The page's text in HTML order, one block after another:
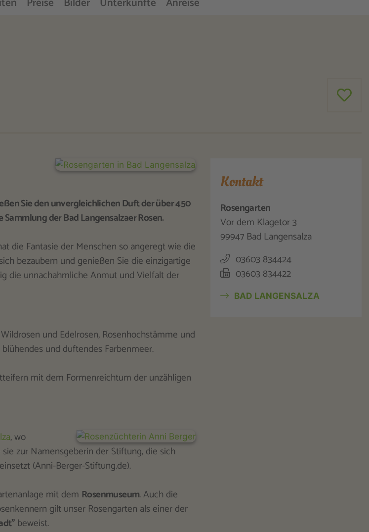
Sie den unvergleichlichen Duft der über 450
der Bad Langensalzaer Rosen.
die Fantasie der Menschen so angeregt wie die
bezaubern und genießen Sie die einzigartige
die unnachahmliche Anmut und Vielfalt der
und Edelrosen, Rosenhochstämme und
und duftendes Farbenmeer.
mit dem Formenreichtum der unzähligen
, wo
zur Namensgeberin der Stiftung, die sich
(Anni-Berger-Stiftung.de).
mit dem Rosenmuseum. Auch die
gilt unser Rosengarten als einer der
beweist.
Kontakt
Rosengarten
Vor dem Klagetor 3
99947 Bad Langensalza
03603 834424
03603 834422
BAD LANGENSALZA